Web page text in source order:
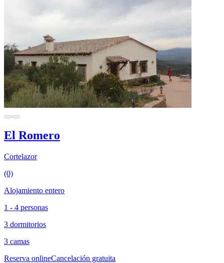
El Romero
Cortelazor
(0)
Alojamiento entero
1 - 4 personas
3 dormitorios
3 camas
Reserva onlineCancelación gratuita